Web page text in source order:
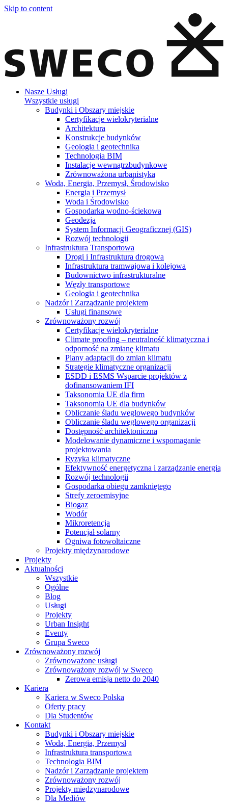
Skip to content
Nasze Usługi
Wszystkie usługi
Budynki i Obszary miejskie
Certyfikacje wielokryterialne
Architektura
Konstrukcje budynków
Geologia i geotechnika
Technologia BIM
Instalacje wewnątrzbudynkowe
Zrównoważona urbanistyka
Woda, Energia, Przemysł, Środowisko
Energia i Przemysł
Woda i Środowisko
Gospodarka wodno-ściekowa
Geodezja
System Informacji Geograficznej (GIS)
Rozwój technologii
Infrastruktura Transportowa
Drogi i Infrastruktura drogowa
Infrastruktura tramwajowa i kolejowa
Budownictwo infrastrukturalne
Węzły transportowe
Geologia i geotechnika
Nadzór i Zarządzanie projektem
Usługi finansowe
Zrównoważony rozwój
Certyfikacje wielokryterialne
Climate proofing – neutralność klimatyczna i
odporność na zmianę klimatu
Plany adaptacji do zmian klimatu
Strategie klimatyczne organizacji
ESDD i ESMS Wsparcie projektów z
dofinansowaniem IFI
Taksonomia UE dla firm
Taksonomia UE dla budynków
Obliczanie śladu węglowego budynków
Obliczanie śladu węglowego organizacji
Dostępność architektoniczna
Modelowanie dynamiczne i wspomaganie
projektowania
Ryzyka klimatyczne
Efektywność energetyczna i zarządzanie energią
Rozwój technologii
Gospodarka obiegu zamkniętego
Strefy zeroemisyjne
Biogaz
Wodór
Mikroretencja
Potencjał solarny
Ogniwa fotowoltaiczne
Projekty międzynarodowe
Projekty
Aktualności
Wszystkie
Ogólne
Blog
Usługi
Projekty
Urban Insight
Eventy
Grupa Sweco
Zrównoważony rozwój
Zrównoważone usługi
Zrównoważony rozwój w Sweco
Zerowa emisja netto do 2040
Kariera
Kariera w Sweco Polska
Oferty pracy
Dla Studentów
Kontakt
Budynki i Obszary miejskie
Woda, Energia, Przemysł
Infrastruktura transportowa
Technologia BIM
Nadzór i Zarządzanie projektem
Zrównoważony rozwój
Projekty międzynarodowe
Dla Mediów